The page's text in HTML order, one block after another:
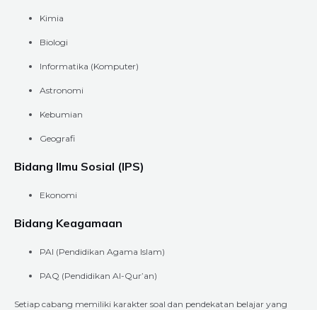
Kimia
Biologi
Informatika (Komputer)
Astronomi
Kebumian
Geografi
Bidang Ilmu Sosial (IPS)
Ekonomi
Bidang Keagamaan
PAI (Pendidikan Agama Islam)
PAQ (Pendidikan Al-Qur’an)
Setiap cabang memiliki karakter soal dan pendekatan belajar yang